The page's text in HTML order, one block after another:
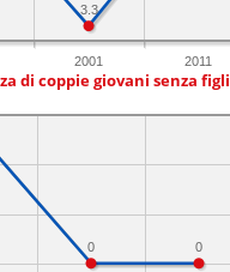
2001 2011
3.3
di coppie giovani senza figli
0
0